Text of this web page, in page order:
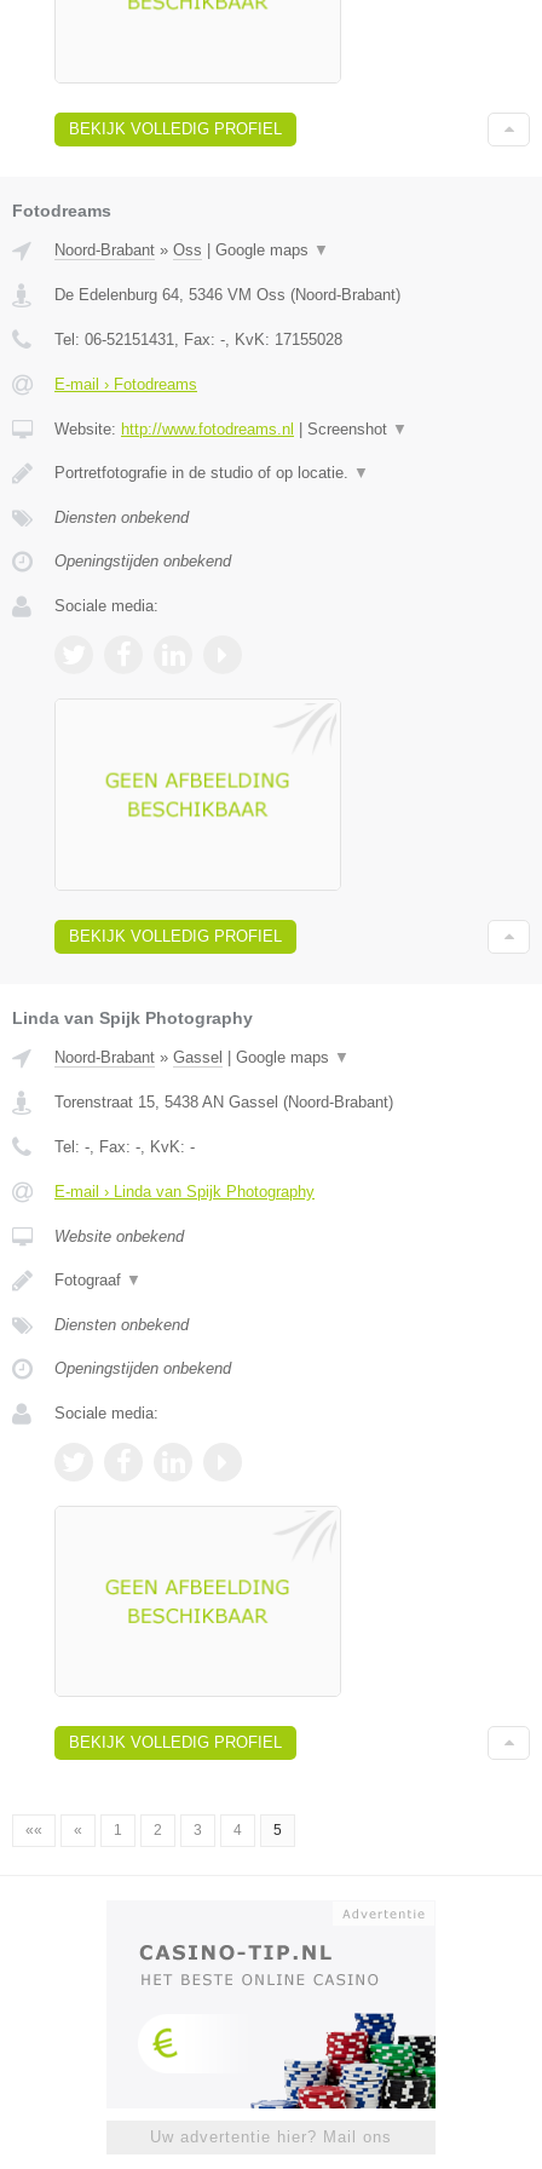
BEKIJK VOLLEDIG PROFIEL
Fotodreams
Noord-Brabant » Oss Google maps ▼
De Edelenburg 64 5346 VM Oss (Noord-Brabant)
Tel: 06-52151431 , Fax: - , KvK: 17155028
E-mail › Fotodreams
Website: http://www.fotodreams.nl Screenshot ▼
Portretfotografie in de studio of op locatie. ▼
Diensten onbekend
Openingstijden onbekend
Sociale media:
BEKIJK VOLLEDIG PROFIEL
Linda van Spijk Photography
Noord-Brabant » Gassel | Google maps ▼
Torenstraat 15 5438 AN Gassel (Noord-Brabant)
Tel: - , Fax: - , KvK: -
E-mail › Linda van Spijk Photography
Website onbekend
Fotograaf ▼
Diensten onbekend
Openingstijden onbekend
Sociale media:
BEKIJK VOLLEDIG PROFIEL
«« « 1 2 3 4 5
Uw advertentie hier? Mail ons